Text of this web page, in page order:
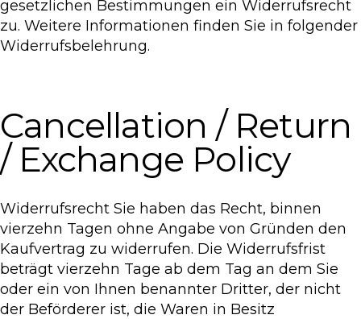
gesetzlichen Bestimmungen ein Widerrufsrecht
zu. Weitere Informationen finden Sie in folgender
Widerrufsbelehrung.
Cancellation / Return
/ Exchange Policy
Widerrufsrecht Sie haben das Recht, binnen
vierzehn Tagen ohne Angabe von Gründen den
Kaufvertrag zu widerrufen. Die Widerrufsfrist
beträgt vierzehn Tage ab dem Tag an dem Sie
oder ein von Ihnen benannter Dritter, der nicht
der Beförderer ist, die Waren in Besitz